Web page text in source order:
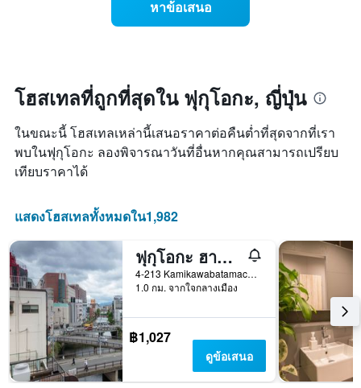
แกน
ราคา
เฉลี่ย
ของ
วัน
เข้า
พัก
แผนภูมิ
มี
X
1
แกน
แสดง
จำนวน
วัน
ก่อน
การ
เข้า
พัก
แผนภูมิ
มี
หาข้อเสนอ
โฮสเทลที่ถูกที่สุดใน ฟุกุโอกะ, ญี่ปุ่น
ในขณะนี้ โฮสเทลเหล่านี้เสนอราคาต่อคืนต่ำที่สุดจากที่เรา
พบในฟุกุโอกะ ลองพิจารณาวันที่อื่นหากคุณสามารถเปรียบ
เทียบราคาได้
แสดงโฮสเทลทั้งหมดใน1,982
ฟุกุโอกะ ฮานะ โฮสเทล
4-213 Kamikawabatamachi, ฟุกุโอกะ, ญี่ปุ่น
1.0 กม. จากใจกลางเมือง
฿1,027
ดูข้อเสนอ